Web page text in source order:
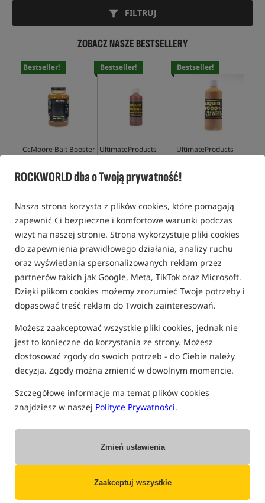
ROCKWORLD dba o Twoją prywatność!
Nasza strona korzysta z plików cookies, które pomagają
zapewnić Ci bezpieczne i komfortowe warunki podczas
wizyt na naszej stronie. Strona wykorzystuje pliki cookies
do zapewnienia prawidłowego działania, analizy ruchu
oraz wyświetlania spersonalizowanych reklam przez
partnerów takich jak Google, Meta, TikTok oraz Microsoft.
Dzięki plikom cookies możemy zrozumieć Twoje potrzeby i
dopasować treść reklam do Twoich zainteresowań.
Możesz zaakceptować wszystkie pliki cookies, jednak nie
jest to konieczne do korzystania ze strony. Możesz
dostosować zgody do swoich potrzeb - do Ciebie należy
decyzja. Zgody można zmienić w dowolnym momencie.
Szczegółowe informacje ma temat plików cookies
znajdziesz w naszej Polityce Prywatności.
Zmień ustawienia
Zaakceptuj wszystkie
FILTRUJ
ZOBACZ NASZE BESTSELLERY
Bestseller!
CcMoore Bait Booster
Live System
62,99PLN
KUP
Bestseller!
UltimateProducts
Liquid Food - Tangy
37,85PLN
KUP
Bestseller!
UltimateProducts
Liquid Food - Pro
37,85
KUP
DIPY, BOOSTERY
Krill
Bestseller! 5,0
Bloodworm Compound
Ekstrakt z ochotki
Min. cena z 30 dni przed